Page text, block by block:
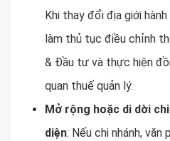
Khi thay đổi địa giới
làm thủ tục điều chỉnh
& Đầu tư và thực hiện
quan thuế quản lý.
Mở rộng hoặc di dời
diện: Nếu chi nhánh, văn